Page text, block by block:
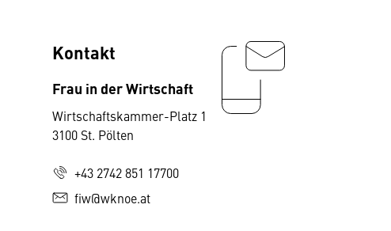
Kontakt
Frau in der Wirtschaft
Wirtschaftskammer-Platz 1
3100 St. Pölten
+43 2742 851 17700
fiw@wknoe.at